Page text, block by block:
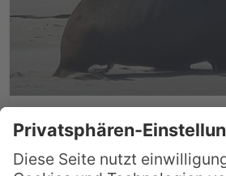
Kunden-Reisebericht: 13
Australien & Neuseeland